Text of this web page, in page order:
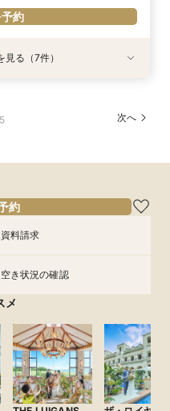
約
約
約
相談会
約
約
約
る（7件）
5 次へ
約
資料請求
空き状況の確認
メ